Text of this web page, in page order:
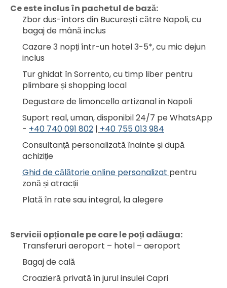
Ce este inclus în pachetul de bază:
Zbor dus-întors din București către Napoli, cu
bagaj de mână inclus
Cazare 3 nopți într-un hotel 3-5*, cu mic dejun
inclus
Tur ghidat în Sorrento, cu timp liber pentru
plimbare și shopping local
Degustare de limoncello artizanal in Napoli
Suport real, uman, disponibil 24/7 pe WhatsApp
- +40 740 091 802 | +40 755 013 984
Consultanță personalizată înainte și după
achiziție
Ghid de călătorie online personalizat pentru
zonă și atracții
Plată în rate sau integral, la alegere
Servicii opționale pe care le poți adăuga:
Transferuri aeroport – hotel – aeroport
Bagaj de cală
Croazieră privată în jurul insulei Capri